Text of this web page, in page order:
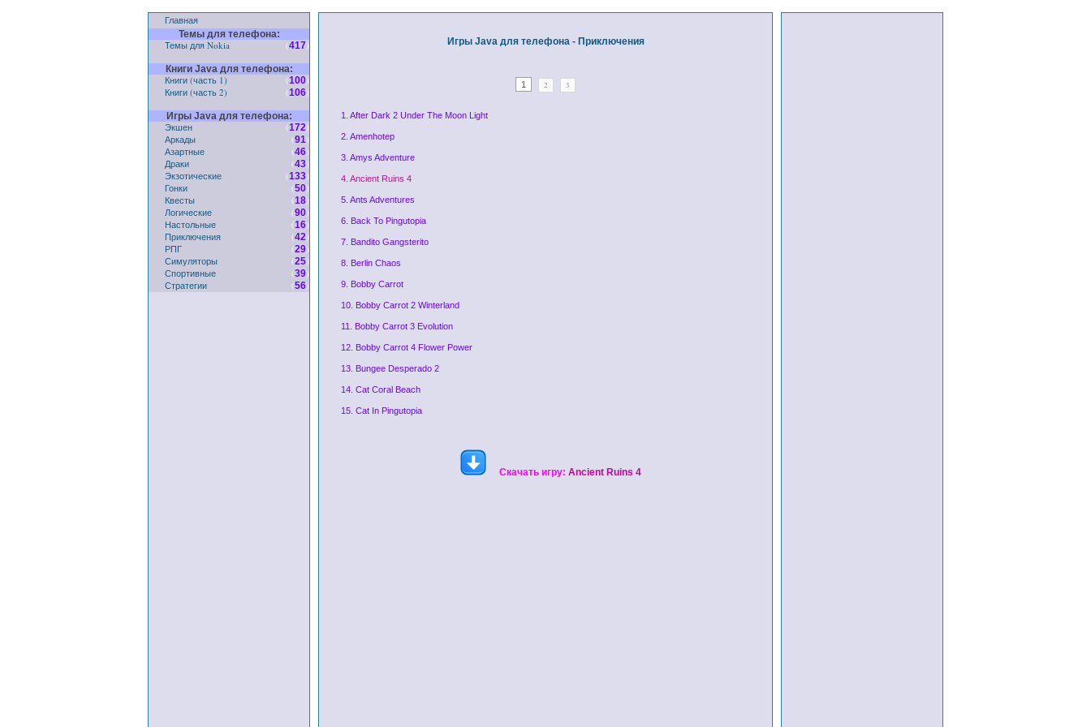
Главная
Темы для телефона:
Темы для Nokia (417)
Книги Java для телефона:
Книги (часть 1) (100)
Книги (часть 2)
(106)
Игры Java для телефона:
Экшен (172)
Аркады
(91)
Азартные
(46)
Драки
(43)
Экзотические
(133)
Гонки
(50)
Квесты
(18)
Логические
(90)
Настольные
(16)
Приключения
(42)
РПГ
(29)
Симуляторы
(25)
Спортивные
(39)
Стратегии
(56)
Игры Java для телефона - Приключения
1 2 3
1. After Dark 2 Under The Moon Light
2. Amenhotep
3. Amys Adventure
4. Ancient Ruins 4
5. Ants Adventures
6. Back To Pingutopia
7. Bandito Gangsterito
8. Berlin Chaos
9. Bobby Carrot
10. Bobby Carrot 2 Winterland
11. Bobby Carrot 3 Evolution
12. Bobby Carrot 4 Flower Power
13. Bungee Desperado 2
14. Cat Coral Beach
15. Cat In Pingutopia
Скачать игру:Ancient Ruins 4